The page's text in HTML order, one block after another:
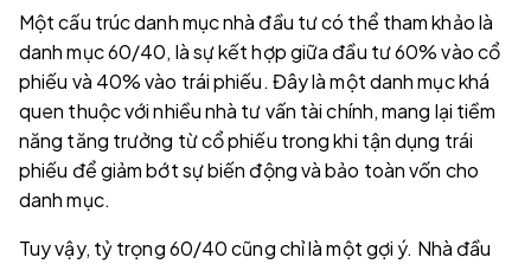
Một cấu trúc danh mục nhà đầu tư có thể tham khảo là
danh mục 60/40, là sự kết hợp giữa đầu tư 60% vào cổ
phiếu và 40% vào trái phiếu. Đây là một danh mục khá
quen thuộc với nhiều nhà tư vấn tài chính, mang lại tiềm
năng tăng trưởng từ cổ phiếu trong khi tận dụng trái
phiếu để giảm bớt sự biến động và bảo toàn vốn cho
danh mục.
Tuy vậy, tỷ trọng 60/40 cũng chỉ là một gợi ý. Nhà đầu